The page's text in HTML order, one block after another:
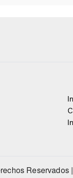
Reservados